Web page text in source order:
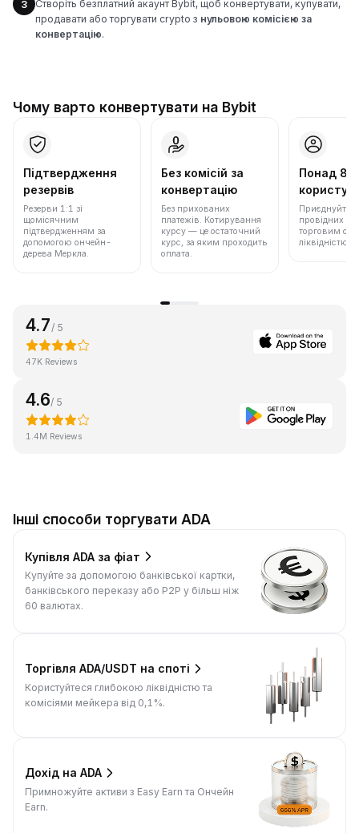
3
Створіть безплатний акаунт Bybit, щоб конвертувати, купувати,
продавати або торгувати crypto з нульовою комісією за
конвертацію.
Чому варто конвертувати на Bybit
Підтвердження
резервів
Резерви 1:1 зі
щомісячним
підтвердженням за
допомогою ончейн-
дерева Меркла.
Без комісій за
конвертацію
Без прихованих
платежів. Котирування
курсу — це остаточний
курс, за яким проходить
оплата.
Понад 86
Приєднуйтеся
провідних
торговим
ліквідністю.
4.7 / 5
47K Reviews
4.6/ 5
1.4M Reviews
Інші способи торгувати ADA
Купівля ADA за фіат
Купуйте за допомогою банківської картки,
банківського переказу або P2P у більш ніж
60 валютах.
Торгівля ADA/USDT на споті
Користуйтеся глибокою ліквідністю та
комісіями мейкера від 0,1%.
Дохід на ADA
Примножуйте активи з Easy Earn та Ончейн
Earn.